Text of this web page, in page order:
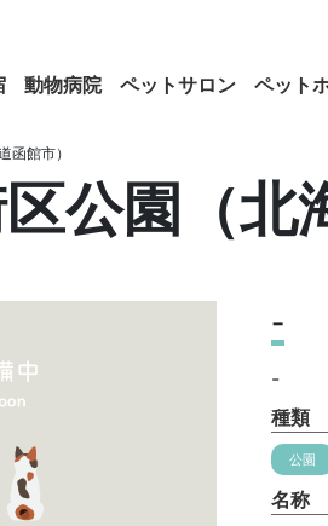
動物病院 ペットサロン ペット
函館市）
公園（北
-
-
種類
公園
名称